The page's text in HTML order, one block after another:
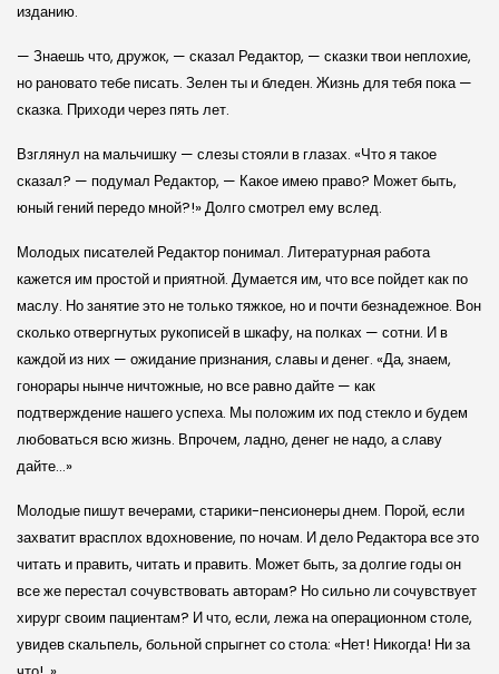
изданию.
— Знаешь что, дружок, — сказал Редактор, — сказки твои неплохие,
но рановато тебе писать. Зелен ты и бледен. Жизнь для тебя пока —
сказка. Приходи через пять лет.
Взглянул на мальчишку — слезы стояли в глазах. «Что я такое
сказал? — подумал Редактор, — Какое имею право? Может быть,
юный гений передо мной?!» Долго смотрел ему вслед.
Молодых писателей Редактор понимал. Литературная работа
кажется им простой и приятной. Думается им, что все пойдет как по
маслу. Но занятие это не только тяжкое, но и почти безнадежное. Вон
сколько отвергнутых рукописей в шкафу, на полках — сотни. И в
каждой из них — ожидание признания, славы и денег. «Да, знаем,
гонорары нынче ничтожные, но все равно дайте — как
подтверждение нашего успеха. Мы положим их под стекло и будем
любоваться всю жизнь. Впрочем, ладно, денег не надо, а славу
дайте…»
Молодые пишут вечерами, старики-пенсионеры днем. Порой, если
захватит врасплох вдохновение, по ночам. И дело Редактора все это
читать и править, читать и править. Может быть, за долгие годы он
все же перестал сочувствовать авторам? Но сильно ли сочувствует
хирург своим пациентам? И что, если, лежа на операционном столе,
увидев скальпель, больной спрыгнет со стола: «Нет! Никогда! Ни за